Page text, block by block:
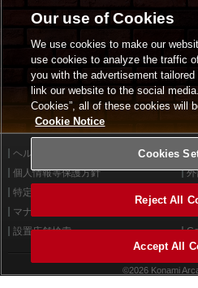
ヘルプ
利
個人情報等保護方針
特定商取引法に基づく表示
マナー＆ルール
設置店舗検索
©2026 Konami
Our use of Cookies
We use cookies to make our
use cookies to analyze the traffic
you with the advertisement
link our website to the social
Cookies”, all of these cookies will
Cookie Notice
Cookies
Reject All
Accept All